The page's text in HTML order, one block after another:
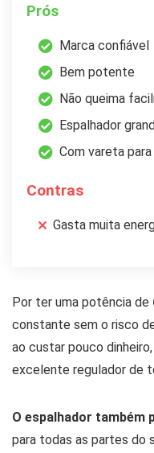
Prós
Marca confiável
Bem potente
Não queima
Espalhador
Com vareta
Contras
Gasta muita
Por ter uma potência de
constante sem o risco
ao custar pouco
excelente regulador de
O espalhador também
para todas as partes do